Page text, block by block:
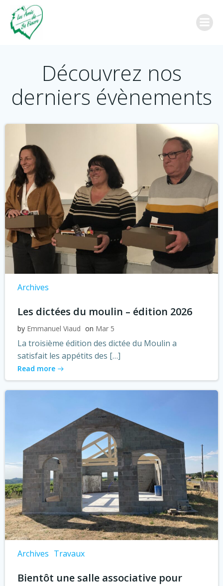
Découvrez nos
derniers évènements
Archives
Les dictées du moulin – édition 2026
by Emmanuel Viaud on Mar 5
La troisième édition des dictée du Moulin a
satisfait les appétits des […]
Read more
Archives Travaux
Bientôt une salle associative pour